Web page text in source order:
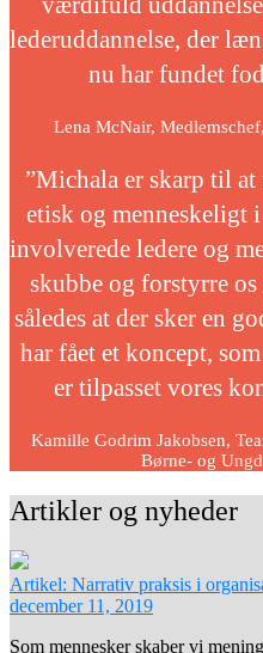
lederuddannelse, der
nu har fundet
Lena McNair,
”Michala er skarp til
etisk og menneskeligt
involverede ledere og
skubbe og forstyrre
således at der sker en
har fået et koncept,
er tilpasset vores
Kamille Godrim Jakobsen,
Børne- og
Artikler og nyheder
Artikel: Narrativ praksis i
december 11, 2019
Som mennesker skaber vi